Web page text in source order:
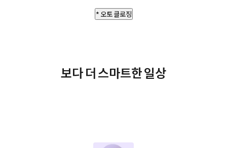
* 오토 클로징
보다 더 스마트한 일상